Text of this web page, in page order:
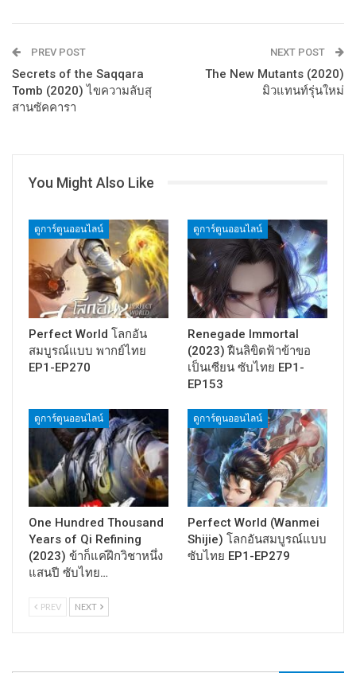
PREV POST
Secrets of the Saqqara
Tomb (2020) ไขความลับสุ
สานซัคคารา
NEXT POST
The New Mutants (2020)
มิวแทนท์รุ่นใหม่
You Might Also Like
ดูการ์ตูนออนไลน์
Perfect World โลกอัน
สมบูรณ์แบบ พากย์ไทย
EP1-EP270
ดูการ์ตูนออนไลน์
Renegade Immortal
(2023) ฝืนลิขิตฟ้าข้าขอ
เป็นเซียน ซับไทย EP1-
EP153
ดูการ์ตูนออนไลน์
One Hundred Thousand
Years of Qi Refining
(2023) ข้าก็แค่ฝึกวิชาหนึ่ง
แสนปี ซับไทย…
ดูการ์ตูนออนไลน์
Perfect World (Wanmei
Shijie) โลกอันสมบูรณ์แบบ
ซับไทย EP1-EP279
PREV NEXT